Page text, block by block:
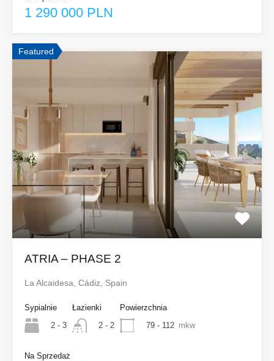
1 290 000 PLN
Featured
ATRIA – PHASE 2
La Alcaidesa, Cádiz, Spain
Sypialnie
2 - 3
Łazienki
2 - 2
Powierzchnia
79 - 112 mkw
Na Sprzedaż